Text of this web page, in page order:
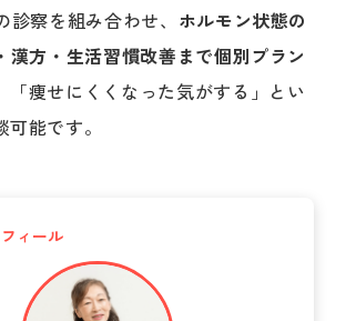
察を組み合わせ、 ホルモン状態の
漢方・生活習慣改善まで個別プラン
「痩せにくくなった気がする」とい
能です。
ィール